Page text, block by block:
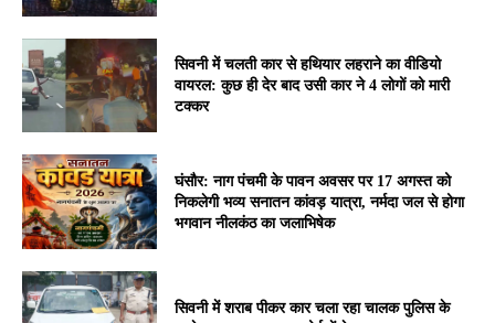
सिवनी में चलती कार से हथियार लहराने का वीडियो
वायरल: कुछ ही देर बाद उसी कार ने 4 लोगों को मारी
टक्कर
घंसौर: नाग पंचमी के पावन अवसर पर 17 अगस्त को
निकलेगी भव्य सनातन कांवड़ यात्रा, नर्मदा जल से होगा
भगवान नीलकंठ का जलाभिषेक
सिवनी में शराब पीकर कार चला रहा चालक पुलिस के